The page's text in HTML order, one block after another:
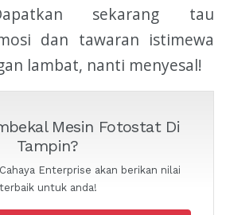
sekarang tau
dan tawaran istimewa
lambat, nanti menyesal!
Mesin Fotostat Di
Tampin?
Enterprise akan berikan nilai
terbaik untuk anda!